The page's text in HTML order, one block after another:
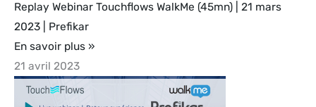
Replay Webinar Touchflows WalkMe (45mn) | 21 mars
2023 | Prefikar
En savoir plus »
21 avril 2023